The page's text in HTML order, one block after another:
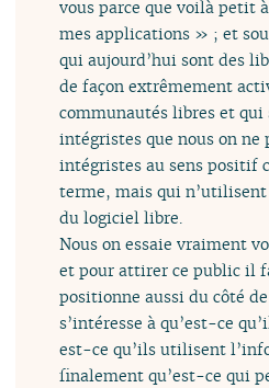
vous parce que voilà petit
mes applications » ; et
qui aujourd’hui sont des
de façon extrêmement
communautés libres et qui
intégristes que nous on
intégristes au sens positif
terme, mais qui
du logiciel libre.
Nous on essaie vraiment
et pour attirer ce public il
positionne aussi du côté
s’intéresse à qu’est-ce
est-ce qu’ils utilisent
finalement qu’est-ce qui